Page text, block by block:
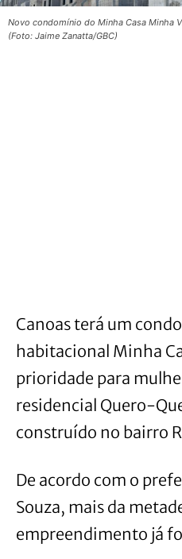
Novo condomínio do Minha Casa Minha
(Foto: Jaime Zanatta/GBC)
Canoas terá um
habitacional Minha
prioridade para
residencial Quero-
construído no bairro
De acordo com o
Souza, mais da
empreendimento já